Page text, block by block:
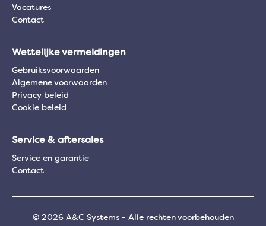
Vacatures
Contact
Wettelijke vermeldingen
Gebruiksvoorwaarden
Algemene voorwaarden
Privacy beleid
Cookie beleid
Service & aftersales
Service en garantie
Contact
© 2026 A&C Systems - Alle rechten voorbehouden